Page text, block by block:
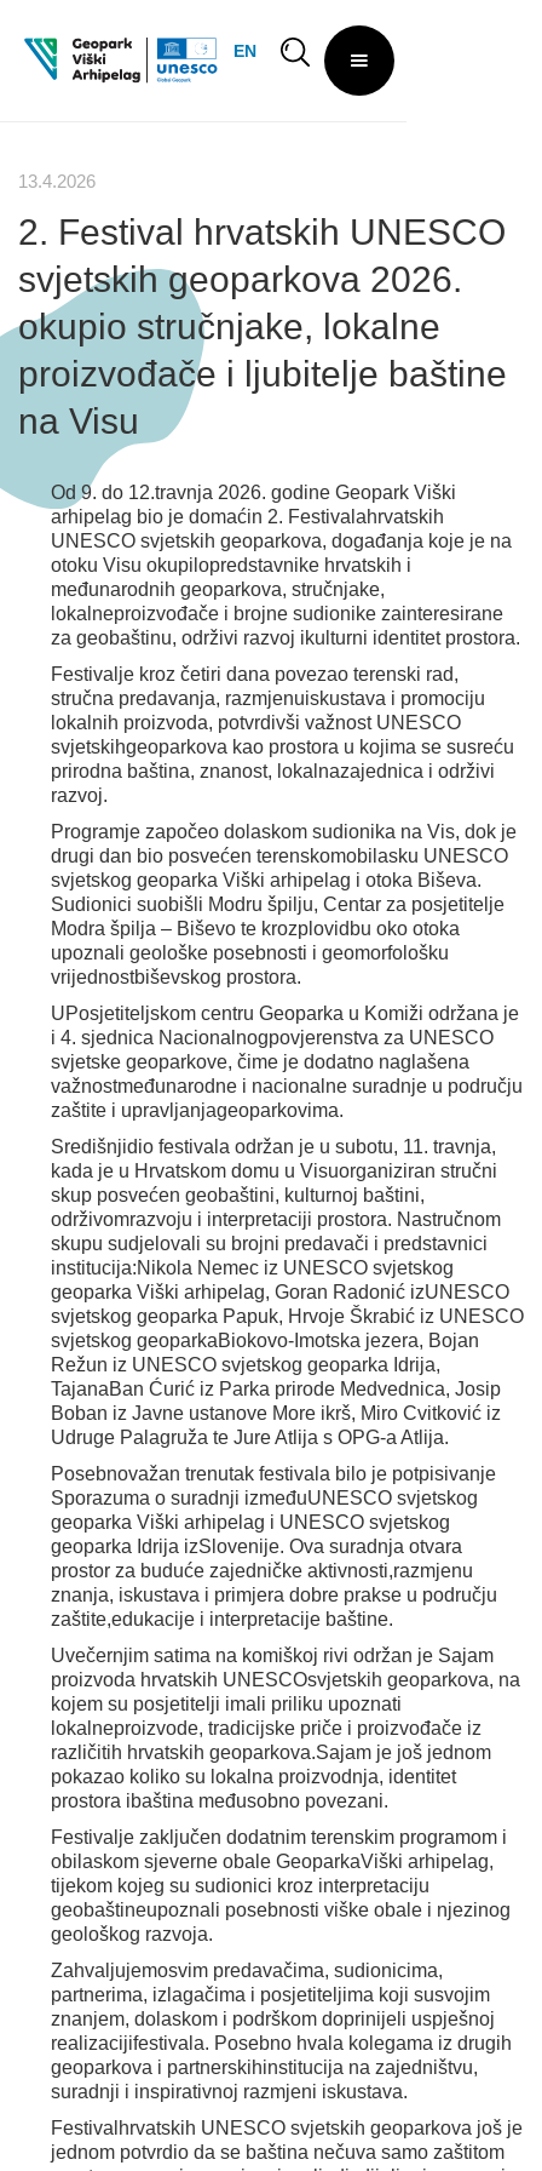
EN
13.4.2026
2. Festival hrvatskih UNESCO
svjetskih geoparkova 2026.
okupio stručnjake, lokalne
proizvođače i ljubitelje baštine
na Visu
Od 9. do 12.travnja 2026. godine Geopark Viški
arhipelag bio je domaćin 2. Festivalahrvatskih
UNESCO svjetskih geoparkova, događanja koje je na
otoku Visu okupilopredstavnike hrvatskih i
međunarodnih geoparkova, stručnjake,
lokalneproizvođače i brojne sudionike zainteresirane
za geobaštinu, održivi razvoj ikulturni identitet prostora.
Festivalje kroz četiri dana povezao terenski rad,
stručna predavanja, razmjenuiskustava i promociju
lokalnih proizvoda, potvrdivši važnost UNESCO
svjetskihgeoparkova kao prostora u kojima se susreću
prirodna baština, znanost, lokalnazajednica i održivi
razvoj.
Programje započeo dolaskom sudionika na Vis, dok je
drugi dan bio posvećen terenskomobilasku UNESCO
svjetskog geoparka Viški arhipelag i otoka Biševa.
Sudionici suobišli Modru špilju, Centar za posjetitelje
Modra špilja – Biševo te krozplovidbu oko otoka
upoznali geološke posebnosti i geomorfološku
vrijednostbiševskog prostora.
UPosjetiteljskom centru Geoparka u Komiži održana je
i 4. sjednica Nacionalnogpovjerenstva za UNESCO
svjetske geoparkove, čime je dodatno naglašena
važnostmeđunarodne i nacionalne suradnje u području
zaštite i upravljanjageoparkovima.
Središnjidio festivala održan je u subotu, 11. travnja,
kada je u Hrvatskom domu u Visuorganiziran stručni
skup posvećen geobaštini, kulturnoj baštini,
održivomrazvoju i interpretaciji prostora. Nastručnom
skupu sudjelovali su brojni predavači i predstavnici
institucija:Nikola Nemec iz UNESCO svjetskog
geoparka Viški arhipelag, Goran Radonić izUNESCO
svjetskog geoparka Papuk, Hrvoje Škrabić iz UNESCO
svjetskog geoparkaBiokovo-Imotska jezera, Bojan
Režun iz UNESCO svjetskog geoparka Idrija,
TajanaBan Ćurić iz Parka prirode Medvednica, Josip
Boban iz Javne ustanove More ikrš, Miro Cvitković iz
Udruge Palagruža te Jure Atlija s OPG-a Atlija.
Posebnovažan trenutak festivala bilo je potpisivanje
Sporazuma o suradnji izmeđuUNESCO svjetskog
geoparka Viški arhipelag i UNESCO svjetskog
geoparka Idrija izSlovenije. Ova suradnja otvara
prostor za buduće zajedničke aktivnosti,razmjenu
znanja, iskustava i primjera dobre prakse u području
zaštite,edukacije i interpretacije baštine.
Uvečernjim satima na komiškoj rivi održan je Sajam
proizvoda hrvatskih UNESCOsvjetskih geoparkova, na
kojem su posjetitelji imali priliku upoznati
lokalneproizvode, tradicijske priče i proizvođače iz
različitih hrvatskih geoparkova.Sajam je još jednom
pokazao koliko su lokalna proizvodnja, identitet
prostora ibaština međusobno povezani.
Festivalje zaključen dodatnim terenskim programom i
obilaskom sjeverne obale GeoparkaViški arhipelag,
tijekom kojeg su sudionici kroz interpretaciju
geobaštineupoznali posebnosti viške obale i njezinog
geološkog razvoja.
Zahvaljujemosvim predavačima, sudionicima,
partnerima, izlagačima i posjetiteljima koji susvojim
znanjem, dolaskom i podrškom doprinijeli uspješnoj
realizacijifestivala. Posebno hvala kolegama iz drugih
geoparkova i partnerskihinstitucija na zajedništvu,
suradnji i inspirativnoj razmjeni iskustava.
Festivalhrvatskih UNESCO svjetskih geoparkova još je
jednom potvrdio da se baština nečuva samo zaštitom